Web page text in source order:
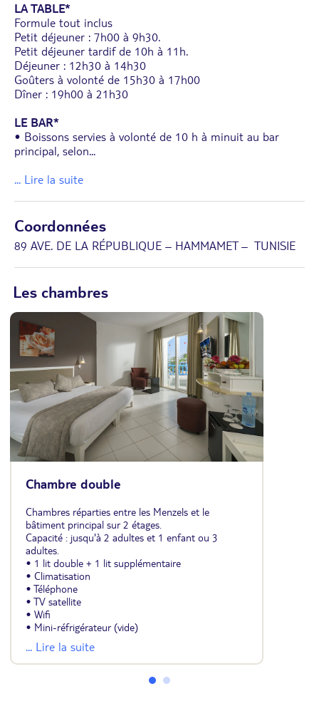
LA TABLE*
Formule tout inclus
Petit déjeuner : 7h00 à 9h30.
Petit déjeuner tardif de 10h à 11h.
Déjeuner : 12h30 à 14h30
Goûters à volonté de 15h30 à 17h00
Dîner : 19h00 à 21h30
LE BAR*
• Boissons servies à volonté de 10 h à minuit au bar
principal, selon...
... Lire la suite
Coordonnées
89 AVE. DE LA RÉPUBLIQUE – HAMMAMET – TUNISIE
Les chambres
Chambre double
Chambres réparties entre les Menzels et le
bâtiment principal sur 2 étages.
Capacité : jusqu'à 2 adultes et 1 enfant ou 3
adultes.
• 1 lit double + 1 lit supplémentaire
• Climatisation
• Téléphone
• TV satellite
• Wifi
• Mini-réfrigérateur (vide)
• Salle de bains avec douche et sèche-cheveux
• Coffre-fort (payant : 5 dinars / jour soit environ
1,50 euros / jour)
... Lire la suite